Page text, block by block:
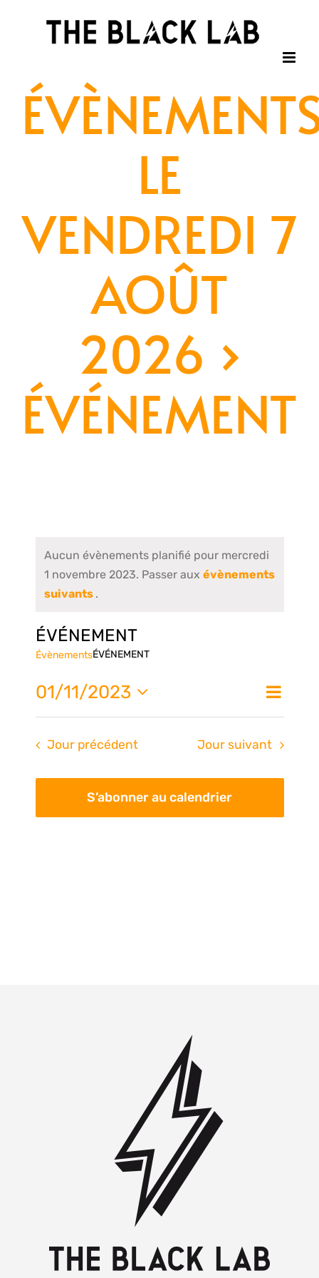
LE
VENDREDI 7
AOÛT
2026 ›
ÉVÉNEMENT
Aucun évènements planifié pour mercredi
1 novembre 2023. Passer aux évènements
suivants .
ÉVÉNEMENT
ÉvènementsÉVÉNEMENT
de
Jour
01/11/2023
Sélectionnez
date.
Jour précédent Jour suivant
S’abonner au calendrier